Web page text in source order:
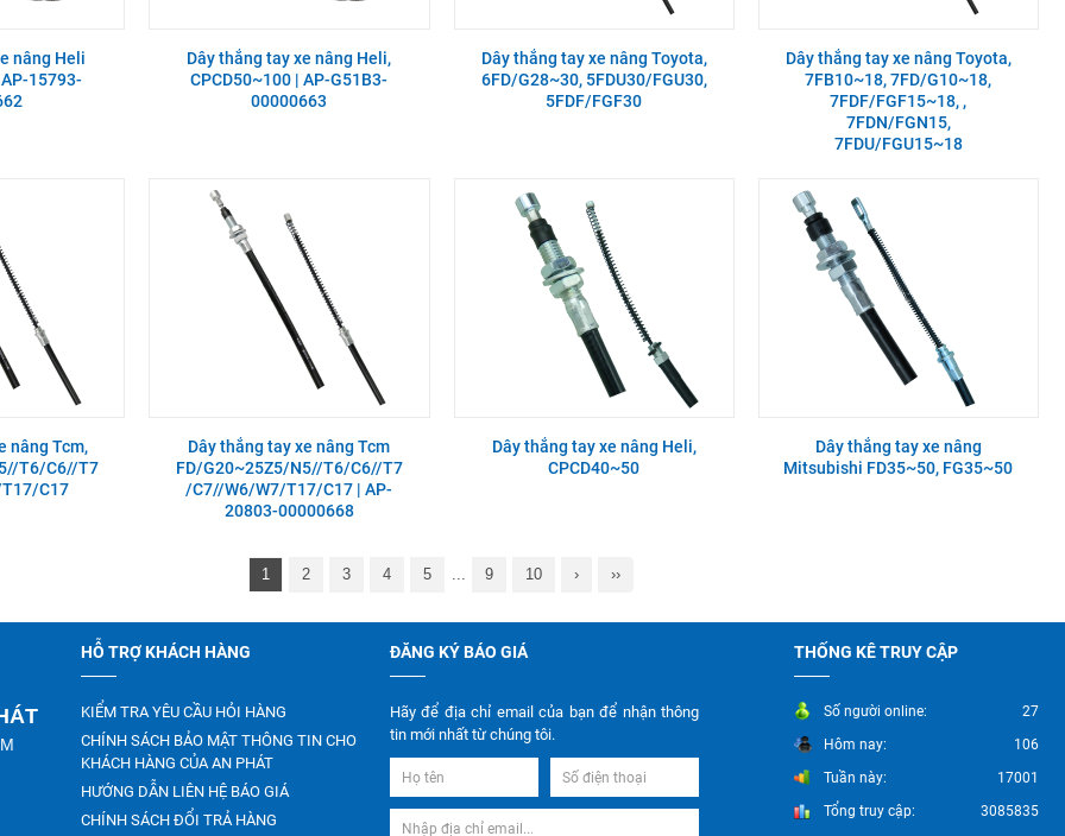
nâng Heli
15793-
Dây thắng tay xe nâng Heli,
CPCD50~100 | AP-G51B3-
00000663
Dây thắng tay xe nâng Toyota,
6FD/G28~30, 5FDU30/FGU30,
5FDF/FGF30
Dây thắng tay xe nâng Toyota,
7FB10~18, 7FD/G10~18,
7FDF/FGF15~18, ,
7FDN/FGN15,
7FDU/FGU15~18
nâng Tcm,
T6/C6//T7
C17
Dây thắng tay xe nâng Tcm
FD/G20~25Z5/N5//T6/C6//T7
/C7//W6/W7/T17/C17 | AP-
20803-00000668
Dây thắng tay xe nâng Heli,
CPCD40~50
Dây thắng tay xe nâng
Mitsubishi FD35~50, FG35~50
1 2 3 4 5 ... 9 10 › ››
HỖ TRỢ KHÁCH HÀNG
KIỂM TRA YÊU CẦU HỎI HÀNG
CHÍNH SÁCH BẢO MẬT THÔNG TIN CHO
KHÁCH HÀNG CỦA AN PHÁT
HƯỚNG DẪN LIÊN HỆ BÁO GIÁ
CHÍNH SÁCH ĐỔI TRẢ HÀNG
ĐĂNG KÝ BÁO GIÁ
Hãy để địa chỉ email của bạn để nhận thông
tin mới nhất từ chúng tôi.
THỐNG KÊ TRUY CẬP
Số người online:
27
Hôm nay:
106
Tuần này:
17001
Tổng truy cập:
3085835